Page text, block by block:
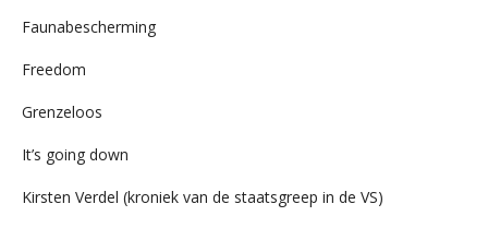
Faunabescherming
Freedom
Grenzeloos
It’s going down
Kirsten Verdel (kroniek van de staatsgreep in de VS)